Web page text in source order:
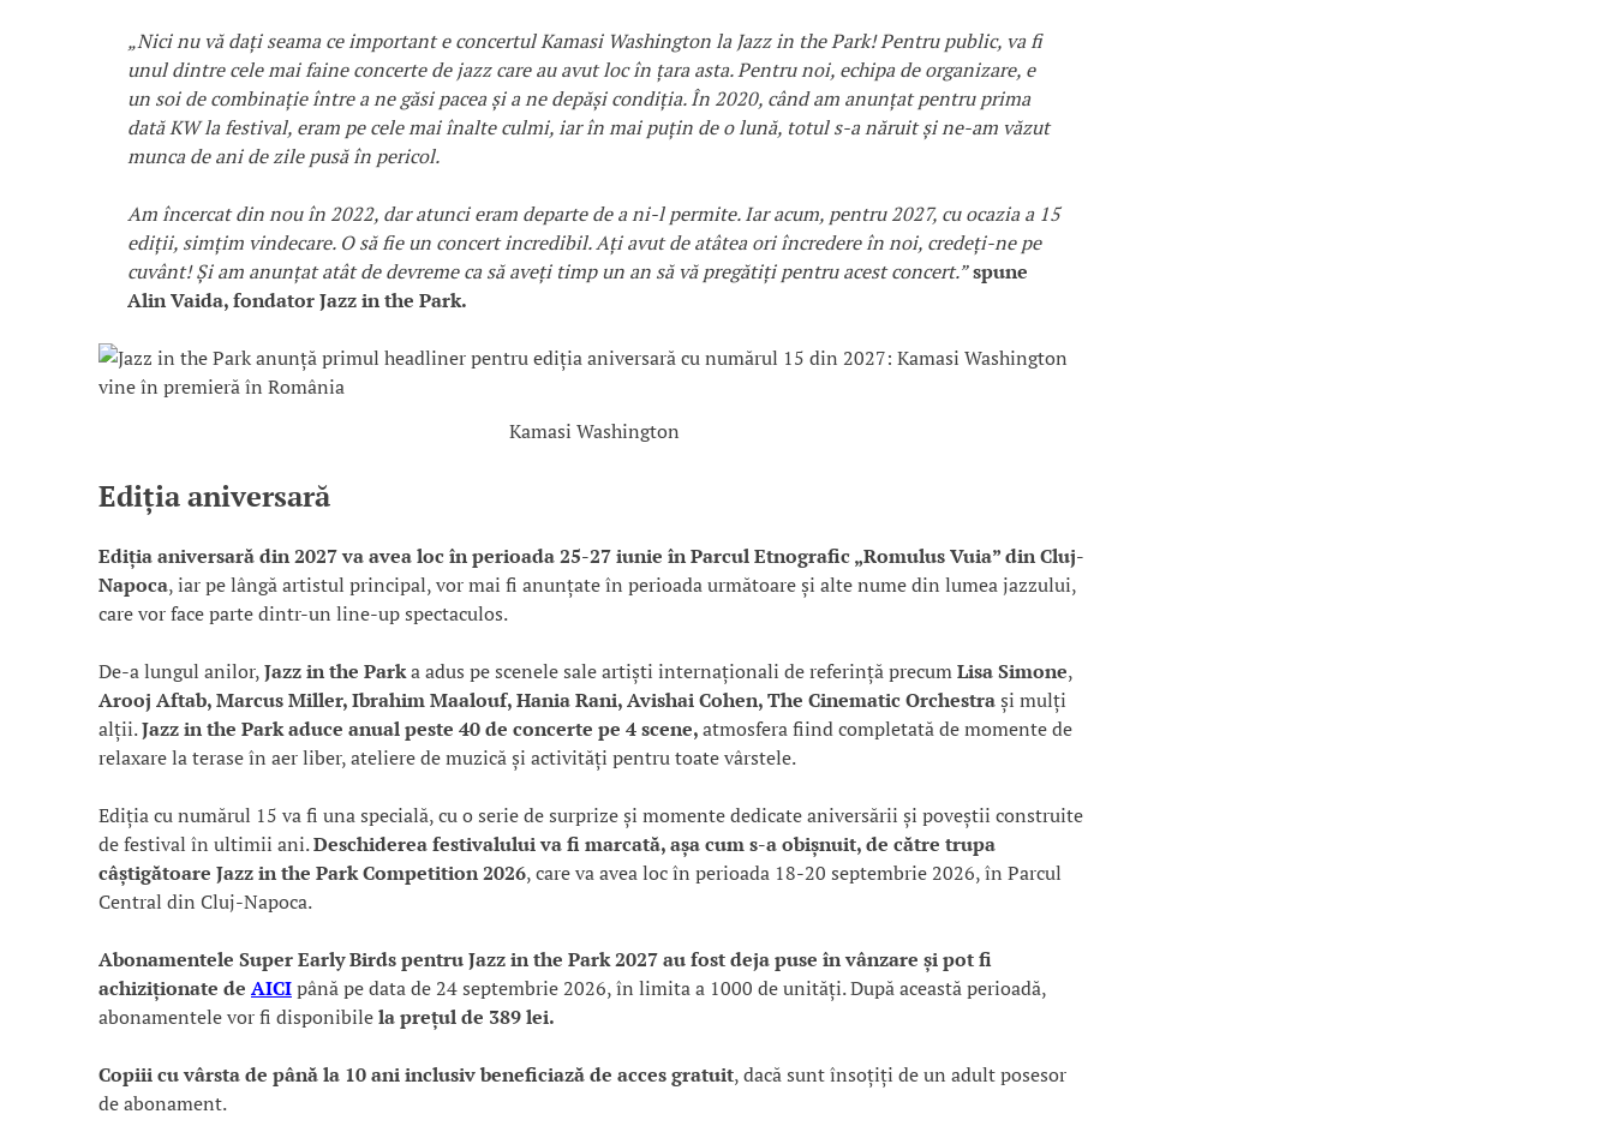
„Nici nu vă dați seama ce important e concertul Kamasi Washington la Jazz in the Park! Pentru public, va fi
unul dintre cele mai faine concerte de jazz care au avut loc în țara asta. Pentru noi, echipa de organizare, e
un soi de combinație între a ne găsi pacea și a ne depăși condiția. În 2020, când am anunțat pentru prima
dată KW la festival, eram pe cele mai înalte culmi, iar în mai puțin de o lună, totul s-a năruit și ne-am văzut
munca de ani de zile pusă în pericol.
Am încercat din nou în 2022, dar atunci eram departe de a ni-l permite. Iar acum, pentru 2027, cu ocazia a 15
ediții, simțim vindecare. O să fie un concert incredibil. Ați avut de atâtea ori încredere în noi, credeți-ne pe
cuvânt! Și am anunțat atât de devreme ca să aveți timp un an să vă pregătiți pentru acest concert.”spune
Alin Vaida, fondator Jazz in the Park.
Kamasi Washington
Ediția aniversară
Ediția aniversară din 2027 va avea loc în perioada 25-27 iunie în Parcul Etnografic „Romulus Vuia” din Cluj-
Napoca, iar pe lângă artistul principal, vor mai fi anunțate în perioada următoare și alte nume din lumea jazzului,
care vor face parte dintr-un line-up spectaculos.
De-a lungul anilor,Jazz in the Parka adus pe scenele sale artiști internaționali de referință precumLisa Simone,
Arooj Aftab, Marcus Miller, Ibrahim Maalouf, Hania Rani, Avishai Cohen, The Cinematic Orchestrași mulți
alții.Jazz in the Park aduce anual peste 40 de concerte pe 4 scene,atmosfera fiind completată de momente de
relaxare la terase în aer liber, ateliere de muzică și activități pentru toate vârstele.
Ediția cu numărul 15 va fi una specială, cu o serie de surprize și momente dedicate aniversării și poveștii construite
de festival în ultimii ani.Deschiderea festivalului va fi marcată, așa cum s-a obișnuit, de către trupa
câștigătoare Jazz in the Park Competition 2026, care va avea loc în perioada 18-20 septembrie 2026, în Parcul
Central din Cluj-Napoca.
Abonamentele Super Early Birds pentru Jazz in the Park 2027 au fost deja puse în vânzare și pot fi
achiziționate de AICIpână pe data de 24 septembrie 2026, în limita a 1000 de unități. După această perioadă,
abonamentele vor fi disponibilela prețul de 389 lei.
Copiii cu vârsta de până la 10 ani inclusiv beneficiază de acces gratuit, dacă sunt însoțiți de un adult posesor
de abonament.